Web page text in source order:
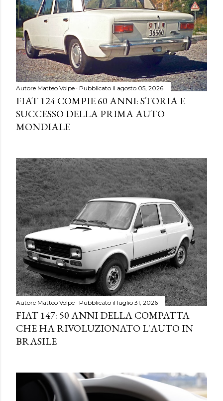
Autore Matteo Volpe Pubblicato il agosto 05, 2026
FIAT 124 COMPIE 60 ANNI: STORIA E
SUCCESSO DELLA PRIMA AUTO
MONDIALE
Autore Matteo Volpe Pubblicato il luglio 31, 2026
FIAT 147: 50 ANNI DELLA COMPATTA
CHE HA RIVOLUZIONATO L'AUTO IN
BRASILE